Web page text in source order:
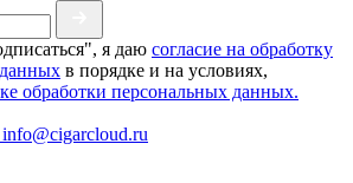
я даю согласие на обработку
в порядке и на условиях,
обработки персональных данных.
info@cigarcloud.ru